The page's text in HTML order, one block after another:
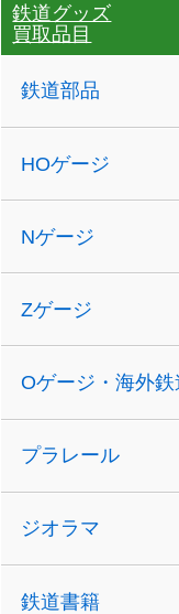
鉄道グッズ
買取品目
鉄道部品
HOゲージ
Nゲージ
Zゲージ
Oゲージ・海外鉄
プラレール
ジオラマ
鉄道書籍